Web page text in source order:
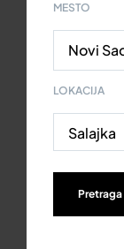
MESTO
LOKACIJA
Salajka
Pretraga